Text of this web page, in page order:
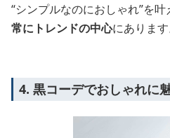
“シンプルなのにおしゃれ”を叶
常にトレンドの中心にあります
4. 黒コーデでおしゃれに